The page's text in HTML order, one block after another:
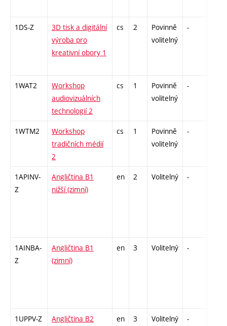
1DS-Z
3D tisk a digitální
výroba pro
kreativní obory 1
cs 2
Povinně
volitelný
-
1WAT2
Workshop
audiovizuálních
technologií 2
cs 1
Povinně
volitelný
-
1WTM2
Workshop
tradičních médií
2
cs 1
Povinně
volitelný
-
1APINV-
Z
Angličtina B1
nižší (zimní)
en 2 Volitelný -
1AINBA-
Z
Angličtina B1
(zimní)
en 3 Volitelný -
1UPPV-Z
Angličtina B2
en 3 Volitelný -